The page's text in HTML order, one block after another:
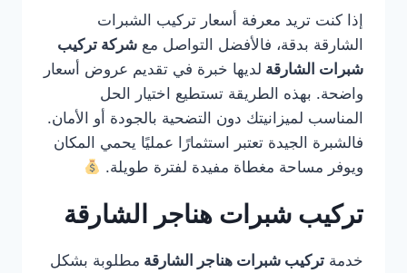
إذا كنت تريد معرفة أسعار تركيب الشبرات
الشارقة بدقة، فالأفضل التواصل مع شركة تركيب
شبرات الشارقة لديها خبرة في تقديم عروض أسعار
واضحة. بهذه الطريقة تستطيع اختيار الحل
المناسب لميزانيتك دون التضحية بالجودة أو الأمان.
فالشبرة الجيدة تعتبر استثمارًا عمليًا يحمي المكان
ويوفر مساحة مغطاة مفيدة لفترة طويلة.
تركيب شبرات هناجر الشارقة
خدمة تركيب شبرات هناجر الشارقة مطلوبة بشكل